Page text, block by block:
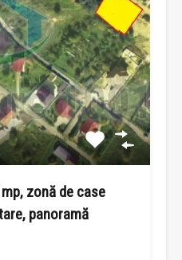
zonă de case
panoramă